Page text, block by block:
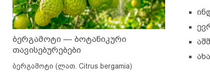
ბერგამოტი — ბოტანიკური
თავისებურებები
ბერგამოტი (ლათ. Citrus bergamia)